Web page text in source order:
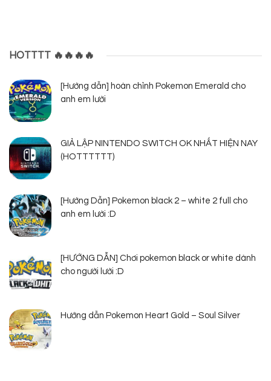
HOTTTT 🔥🔥🔥🔥
[Hướng dẫn] hoàn chỉnh Pokemon Emerald cho
anh em lười
GIẢ LẬP NINTENDO SWITCH OK NHẤT HIỆN NAY
(HOTTTTTT)
[Hướng Dẫn] Pokemon black 2 – white 2 full cho
anh em lười :D
[HƯỚNG DẪN] Chơi pokemon black or white dành
cho người lười :D
Hướng dẫn Pokemon Heart Gold – Soul Silver